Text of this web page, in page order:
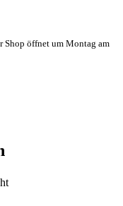
Shop öffnet um Montag am